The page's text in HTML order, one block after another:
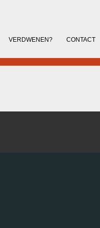
VERDWENEN? CONTACT